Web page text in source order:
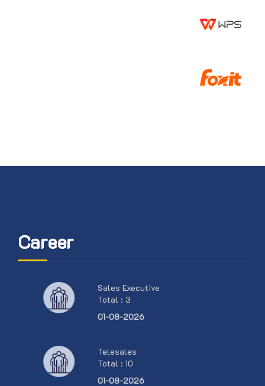
Career
Sales Executive
Total : 3
01-08-2026
Telesales
Total : 10
01-08-2026